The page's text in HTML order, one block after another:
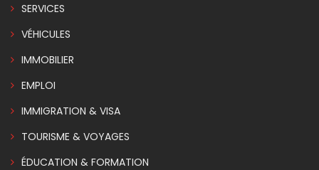
SERVICES
VÉHICULES
IMMOBILIER
EMPLOI
IMMIGRATION & VISA
TOURISME & VOYAGES
ÉDUCATION & FORMATION